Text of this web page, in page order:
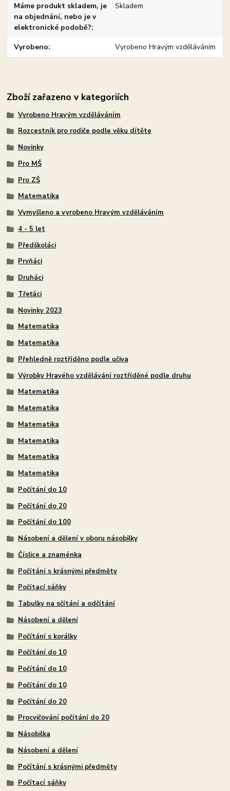
Máme produkt skladem, je
na objednání, nebo je v
elektronické podobě?
Skladem
Vyrobeno Vyrobeno Hravým vzděláváním
Zboží zařazeno v kategoriích
Vyrobeno Hravým vzděláváním
Rozcestník pro rodiče podle věku dítěte
Novinky
Pro MŠ
Pro ZŠ
Matematika
Vymyšleno a vyrobeno Hravým vzděláváním
4 - 5 let
Předškoláci
Prvňáci
Druháci
Třeťáci
Novinky 2023
Matematika
Matematika
Přehledně roztříděno podle učiva
Výrobky Hravého vzdělávání roztříděné podle druhu
Matematika
Matematika
Matematika
Matematika
Matematika
Matematika
Počítání do 10
Počítání do 20
Počítání do 100
Násobení a dělení v oboru násobilky
Číslice a znaménka
Počítání s krásnými předměty
Počítací sáňky
Tabulky na sčítání a odčítání
Násobení a dělení
Počítání s korálky
Počítání do 10
Počítání do 10
Počítání do 10
Počítání do 20
Procvičování počítání do 20
Násobilka
Násobení a dělení
Počítání s krásnými předměty
Počítací sáňky